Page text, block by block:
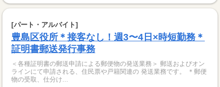
[パート・アルバイト]
豊島区役所＊接客なし！週3〜4日×時短勤務＊
証明書郵送発行事務
＜各種証明書の郵送申請による郵便物の発送業務＞ 郵送およびオン
ラインにて申請される、住民票や戸籍関連の 発送業務です。 ＊郵便
物の受取、仕分け...